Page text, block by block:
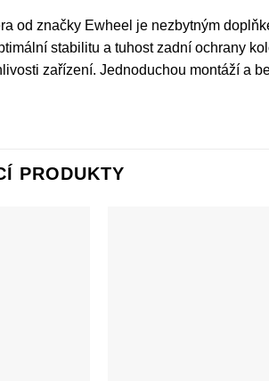
od značky Ewheel je nezbytným
stabilitu a tuhost zadní ochrany
zařízení. Jednoduchou montáží a
PRODUKTY